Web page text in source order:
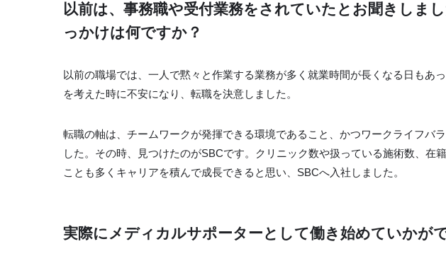
以前は、事務職や受付業務をされていたとお聞きしま
っかけは何ですか？
以前の職場では、一人で黙々と作業する業務が多く就業時間が長くなる日もあ
を考えた時に不安になり、転職を決意しました。
転職の軸は、チームワークが発揮できる環境であること、かつワークライフバ
した。その時、見つけたのがSBCです。クリニック数や扱っている施術数、在
ことも多くキャリアを積んで成長できると思い、SBCへ入社しました。
実際にメディカルサポーターとして働き始めていかが